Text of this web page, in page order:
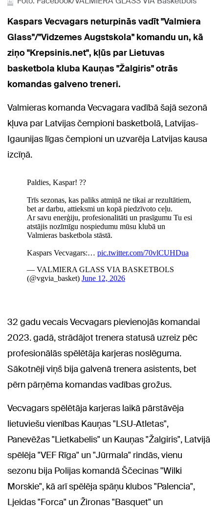
Kaspars Vecvagars neturpinās vadīt "Valmiera
Glass"/"Vidzemes Augstskola" komandu un, kā
ziņo "Krepsinis.net", kļūs par Lietuvas
basketbola kluba Kauņas "Žalgiris" otrās
komandas galveno treneri.
Valmieras komanda Vecvagara vadībā šajā sezonā
kļuva par Latvijas čempioni basketbolā, Latvijas-
Igaunijas līgas čempioni un uzvarēja Latvijas kausa
izcīņā.
32 gadu vecais Vecvagars pievienojās komandai
2023. gadā, strādājot trenera statusā uzreiz pēc
profesionālās spēlētāja karjeras noslēguma.
Sākotnēji viņš bija galvenā trenera asistents, bet
pērn pārņēma komandas vadības grožus.
Vecvagars spēlētāja karjeras laikā pārstāvēja
lietuviešu vienības Kauņas "LSU-Atletas",
Panevēžas "Lietkabelis" un Kauņas "Žalgiris", Latvijā
spēlēja "VEF Rīga" un "Jūrmala" rindās, vienu
sezonu bija Polijas komandā Ščecinas "Wilki
Morskie", kā arī spēlēja spāņu klubos "Palencia",
Ljeidas "Forca" un Žironas "Basquet" un